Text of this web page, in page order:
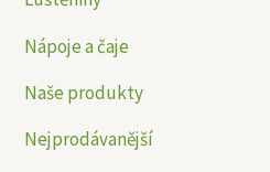
Nápoje a čaje
Naše produkty
Nejprodávanější